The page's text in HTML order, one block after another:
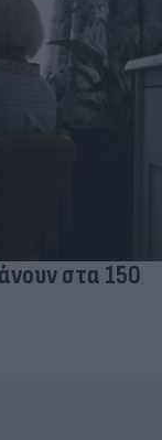
στα 150